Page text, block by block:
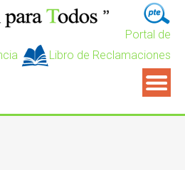
Portal de
Libro de Reclamaciones